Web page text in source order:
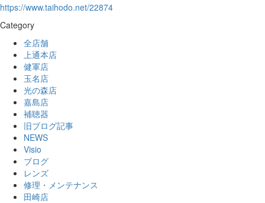
https://www.taihodo.net/22874
Category
全店舗
上通本店
健軍店
玉名店
光の森店
嘉島店
補聴器
旧ブログ記事
NEWS
Visio
ブログ
レンズ
修理・メンテナンス
田崎店